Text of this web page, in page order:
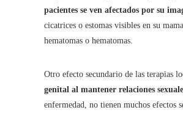
pacientes se ven afectados por su
cicatrices o estomas visibles en su
hematomas o hematomas.
Otro efecto secundario de las terapias
genital al mantener relaciones
enfermedad, no tienen muchos efectos